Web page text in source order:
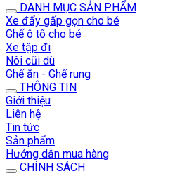
DANH MỤC SẢN PHẨM
Xe đẩy gấp gọn cho bé
Ghế ô tô cho bé
Xe tập đi
Nôi cũi dù
Ghế ăn - Ghế rung
THÔNG TIN
Giới thiệu
Liên hệ
Tin tức
Sản phẩm
Hướng dẫn mua hàng
CHÍNH SÁCH